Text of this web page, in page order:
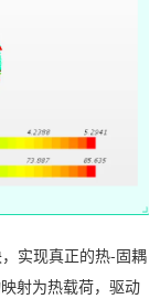
实现真正的热-固耦
射为热载荷，驱动